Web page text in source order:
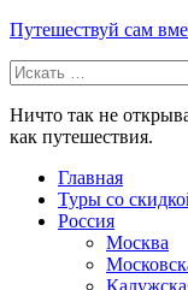
Путешествуй сам
Путешествуй и
Искать:
Ничто так не
как путешествия.
Главная
Туры со
Россия
Москва